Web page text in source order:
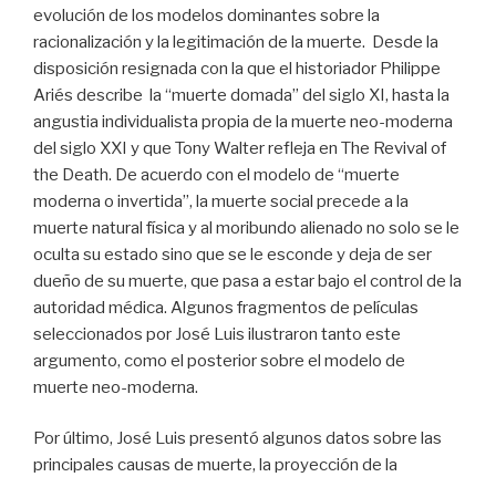
evolución de los modelos dominantes sobre la
racionalización y la legitimación de la muerte. Desde la
disposición resignada con la que el historiador Philippe
Ariés describe la “muerte domada” del siglo XI, hasta la
angustia individualista propia de la muerte neo-moderna
del siglo XXI y que Tony Walter refleja en The Revival of
the Death. De acuerdo con el modelo de “muerte
moderna o invertida”, la muerte social precede a la
muerte natural física y al moribundo alienado no solo se le
oculta su estado sino que se le esconde y deja de ser
dueño de su muerte, que pasa a estar bajo el control de la
autoridad médica. Algunos fragmentos de películas
seleccionados por José Luis ilustraron tanto este
argumento, como el posterior sobre el modelo de
muerte neo-moderna.
Por último, José Luis presentó algunos datos sobre las
principales causas de muerte, la proyección de la